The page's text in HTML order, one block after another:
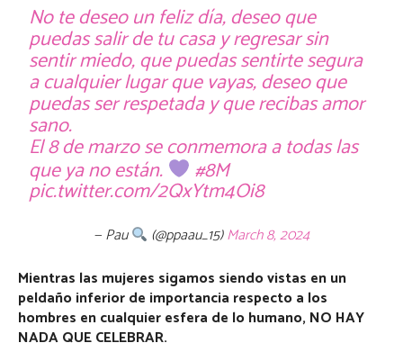
No te deseo un feliz día, deseo que
puedas salir de tu casa y regresar sin
sentir miedo, que puedas sentirte segura
a cualquier lugar que vayas, deseo que
puedas ser respetada y que recibas amor
sano.
El 8 de marzo se conmemora a todas las
que ya no están. #8M
pic.twitter.com/2QxYtm4Oi8
— Pau (@ppaau_15)March 8, 2024
Mientras las mujeres sigamos siendo vistas en un
peldaño inferior de importancia respecto a los
hombres en cualquier esfera de lo humano, NO HAY
NADA QUE CELEBRAR.